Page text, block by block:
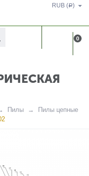
RUB (Р)
0
Пилы
Пилы цепные